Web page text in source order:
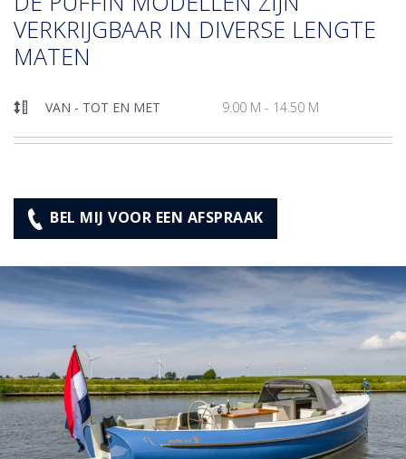
VERKRIJGBAAR IN DIVERSE LENGTE
MATEN
VAN - TOT EN MET 9.00 M - 14.50 M
BEL MIJ VOOR EEN AFSPRAAK